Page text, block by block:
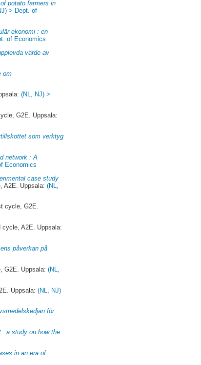
potato farmers in
> Dept. of
ekonomi : en
of Economics
värde av
om
(NL, NJ) >
G2E. Uppsala:
som verktyg
network : A
Economics
case study
A2E. Uppsala:(NL,
cycle, G2E.
cycle, A2E. Uppsala:
påverkan på
G2E. Uppsala:(NL,
Uppsala:(NL, NJ)
för
: a study on how the
in an era of